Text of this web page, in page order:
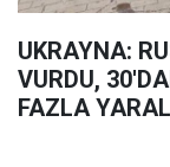
UKRAYNA:
VURDU,
FAZLA